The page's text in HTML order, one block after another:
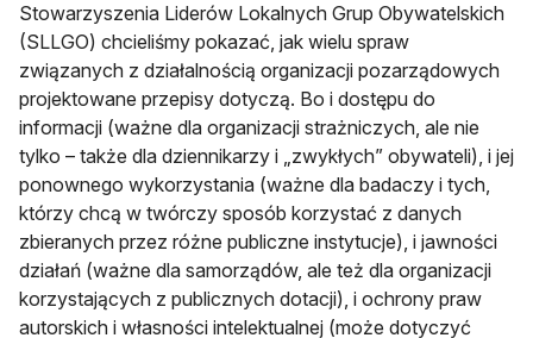
Stowarzyszenia Liderów Lokalnych Grup Obywatelskich
(SLLGO) chcieliśmy pokazać, jak wielu spraw
związanych z działalnością organizacji pozarządowych
projektowane przepisy dotyczą. Bo i dostępu do
informacji (ważne dla organizacji strażniczych, ale nie
tylko – także dla dziennikarzy i „zwykłych” obywateli), i jej
ponownego wykorzystania (ważne dla badaczy i tych,
którzy chcą w twórczy sposób korzystać z danych
zbieranych przez różne publiczne instytucje), i jawności
działań (ważne dla samorządów, ale też dla organizacji
korzystających z publicznych dotacji), i ochrony praw
autorskich i własności intelektualnej (może dotyczyć